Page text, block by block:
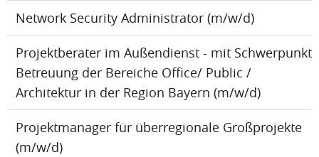
Network Security Administrator (m/w/d)
Projektberater im Außendienst - mit Schwerpunkt
Betreuung der Bereiche Office/ Public /
Architektur in der Region Bayern (m/w/d)
Projektmanager für überregionale Großprojekte
(m/w/d)